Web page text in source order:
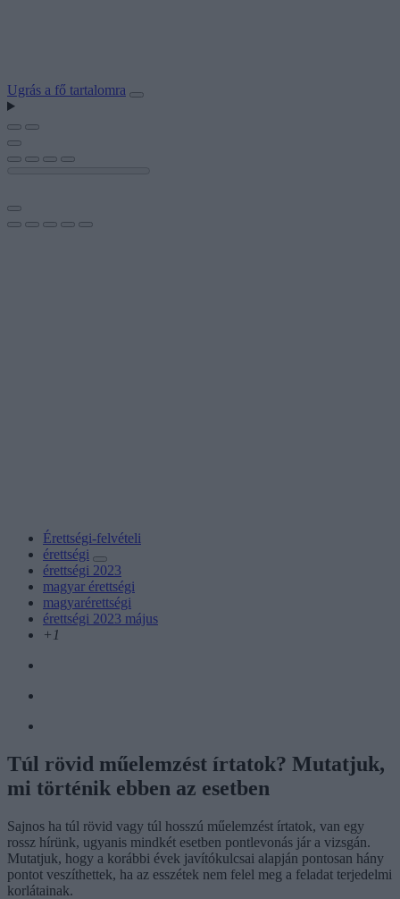
Ugrás a fő tartalomra
Érettségi-felvételi
érettségi
érettségi 2023
magyar érettségi
magyarérettségi
érettségi 2023 május
+1
Túl rövid műelemzést írtatok? Mutatjuk,
mi történik ebben az esetben
Sajnos ha túl rövid vagy túl hosszú műelemzést írtatok, van egy
rossz hírünk, ugyanis mindkét esetben pontlevonás jár a vizsgán.
Mutatjuk, hogy a korábbi évek javítókulcsai alapján pontosan hány
pontot veszíthettek, ha az esszétek nem felel meg a feladat terjedelmi
korlátainak.